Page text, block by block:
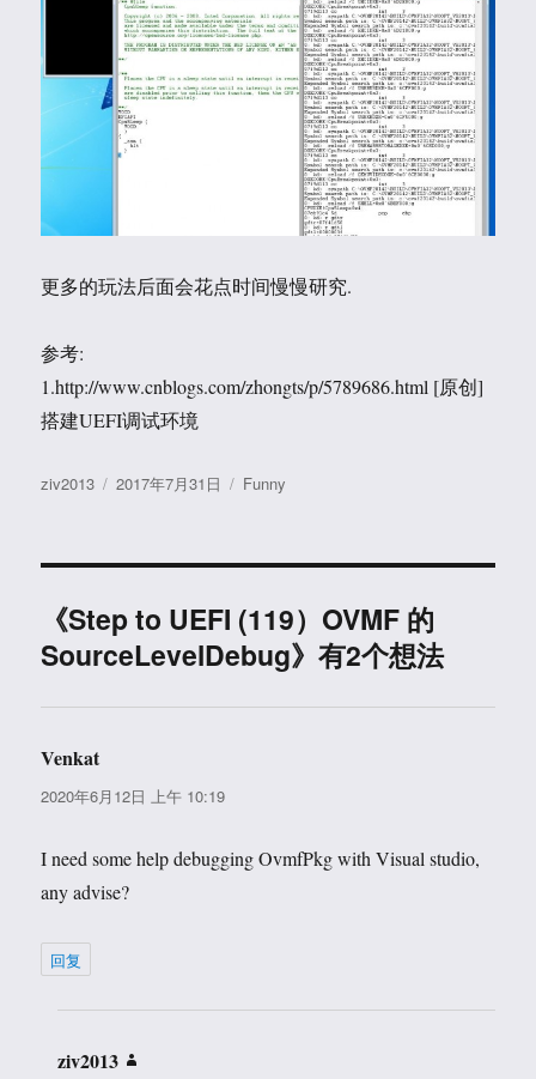
更多的玩法后面会花点时间慢慢研究.
参考:
1.http://www.cnblogs.com/zhongts/p/5789686.html [原创]
搭建UEFI调试环境
作
ziv2013
发
2017年7月31日
分
Funny
《Step to UEFI (119）OVMF 的
SourceLevelDebug》有2个想法
Venkat说
道：
2020年6月12日 上午 10:19
I need some help debugging OvmfPkg with Visual studio,
any advise?
回复
ziv2013